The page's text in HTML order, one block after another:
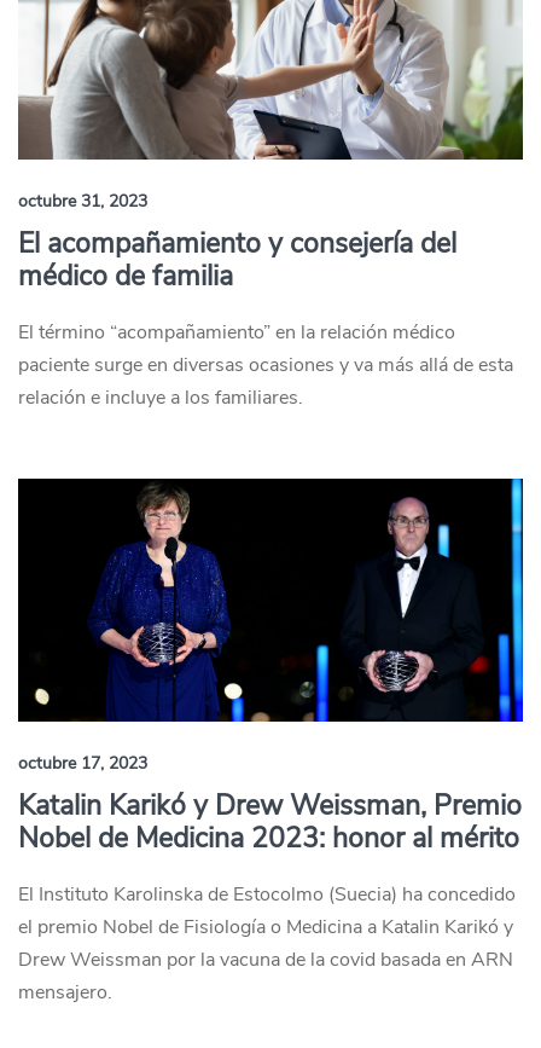
octubre 31, 2023
El acompañamiento y consejería del
médico de familia
El término “acompañamiento” en la relación médico
paciente surge en diversas ocasiones y va más allá de esta
relación e incluye a los familiares.
octubre 17, 2023
Katalin Karikó y Drew Weissman, Premio
Nobel de Medicina 2023: honor al mérito
El Instituto Karolinska de Estocolmo (Suecia) ha concedido
el premio Nobel de Fisiología o Medicina a Katalin Karikó y
Drew Weissman por la vacuna de la covid basada en ARN
mensajero.